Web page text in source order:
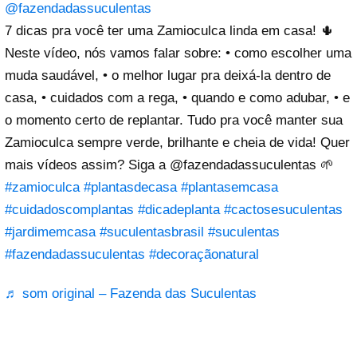
@fazendadassuculentas
7 dicas pra você ter uma Zamioculca linda em casa! 🌵
Neste vídeo, nós vamos falar sobre: • como escolher uma
muda saudável, • o melhor lugar pra deixá-la dentro de
casa, • cuidados com a rega, • quando e como adubar, • e
o momento certo de replantar. Tudo pra você manter sua
Zamioculca sempre verde, brilhante e cheia de vida! Quer
mais vídeos assim? Siga a @fazendadassuculentas 🌱
#zamioculca #plantasdecasa #plantasemcasa
#cuidadoscomplantas #dicadeplanta #cactosesuculentas
#jardimemcasa #suculentasbrasil #suculentas
#fazendadassuculentas #decoraçãonatural
♬ som original – Fazenda das Suculentas